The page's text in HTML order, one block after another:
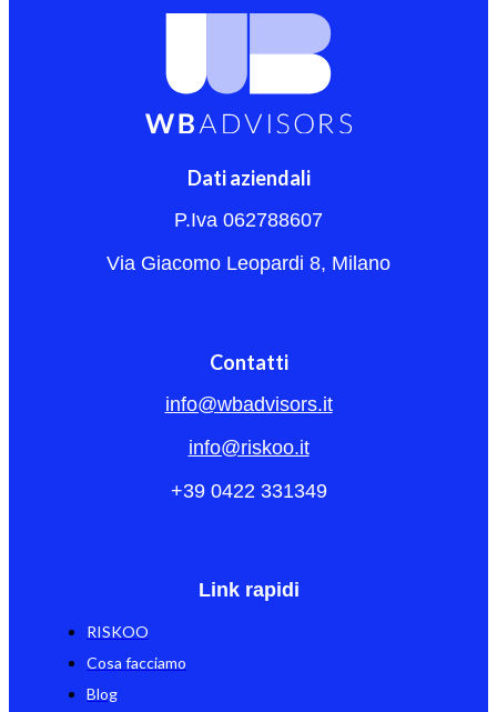
Dati aziendali
P.Iva 062788607
Via Giacomo Leopardi 8, Milano
Contatti
info@wbadvisors.it
info@riskoo.it
+39 0422 331349
Link rapidi
RISKOO
Cosa facciamo
Blog